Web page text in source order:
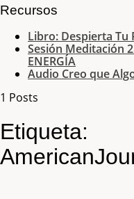
Recursos
Libro: Despierta Tu
Sesión Meditación
ENERGÍA
Audio Creo que
1 Posts
Etiqueta: